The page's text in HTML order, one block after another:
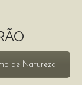
de Natureza